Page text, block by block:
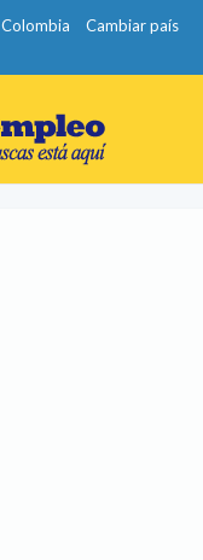
Colombia Cambiar país